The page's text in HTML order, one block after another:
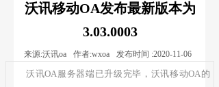
沃讯移动OA发布最新版本为
3.03.0003
来源:沃讯oa 作者:wxoa 发布时间 :2020-11-06
沃讯OA服务器端已升级完毕，沃讯移动OA的